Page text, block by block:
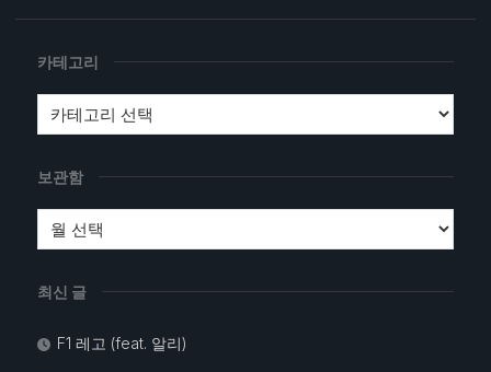
카테고리
보관함
최신 글
F1 레고 (feat. 알리)